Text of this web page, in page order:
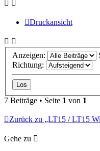
Druckansicht
Anzeigen:
Richtung:
7 Beiträge • Seite 1 von 1
Zurück zu „LT15 / LT15
Gehe zu